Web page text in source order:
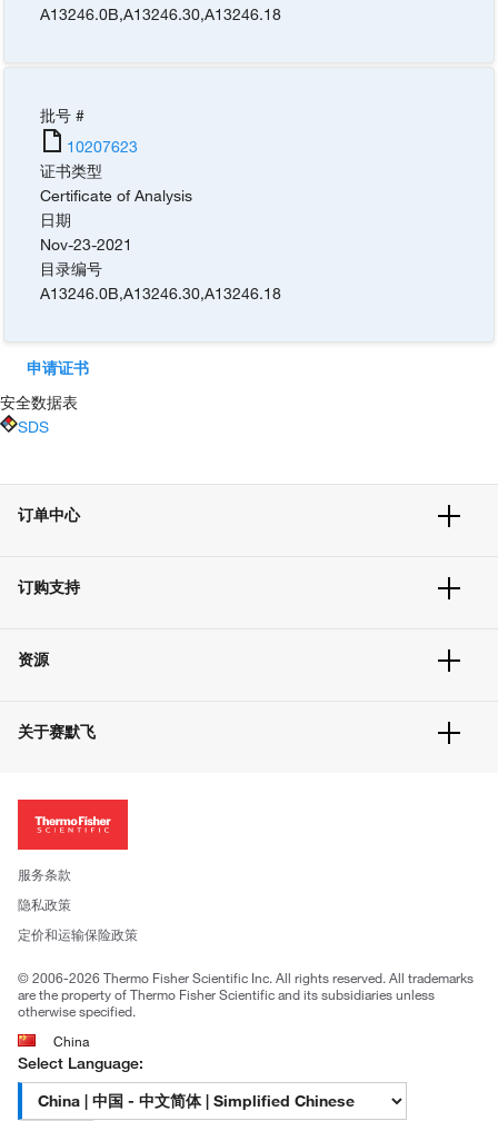
A13246.0B,A13246.30,A13246.18
批号 #
10207623
证书类型
Certificate of Analysis
日期
Nov-23-2021
目录编号
A13246.0B,A13246.30,A13246.18
申请证书
安全数据表
SDS
订单中心
大宗订制
订购支持
联系我们
隐私政策
资源
促销信息
关于赛默飞
新闻
社会责任
服务条款
隐私政策
定价和运输保险政策
© 2006-2026 Thermo Fisher Scientific Inc. All rights reserved. All trademarks
are the property of Thermo Fisher Scientific and its subsidiaries unless
otherwise specified.
China
Select Language: